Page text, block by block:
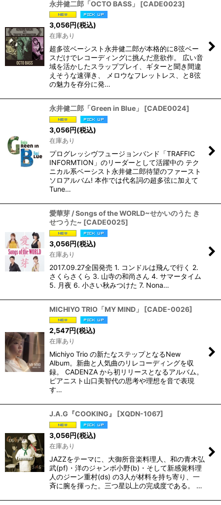
永井健二郎「OCTO BASS」 [CADE0023]
3,056円(税込)
在庫あり
超多弦ベーシスト永井健二郎が本格的に8弦ベー
スだけでレコーディングに挑んだ意欲作。 広い音
域を活かしたスラッププレイ、ギターと聞き間違
えそうな速弾き、 メロウなフレットレス、と8弦
の魅力を存分に発…
永井健二郎「Green in Blue」 [CADE0024]
3,056円(税込)
在庫あり
プログレッシヴフュージョンバンド「TRAFFIC
INFORMTION」のリーダーとして活躍中の テク
ニカル系ベーシスト永井健二郎待望のファースト
ソロアルバム! 本作では代名詞の超多弦に加えて
Tune…
愛華芽 / Songs of the WORLD~せかいのうた き
せつうた~ [CADE0025]
3,056円(税込)
在庫あり
2017.09.27全国発売 1. コンドルは飛んで行く 2.
さくらさくら 3. 山寺の和尚さん 4. サマータイム
5. 月夜 6. 小さい秋みつけた 7. Nona…
MICHIYO TRIO「MY MIND」 [CADE-0026]
2,547円(税込)
在庫あり
Michiyo Trio の新たなステップとなるNew
Album。新曲と人気曲のリレコーディングを収
録。 CADENZA から初リリースとなるアルバム。
ピアニスト山口美智代の思考や理想を音で表現
す…
J.A.G『COOKING』 [XQDN-1067]
3,056円(税込)
在庫あり
JAZZをテーマに、大御所音楽料理人、和の青木弘
武(pf)・洋のジャンボ小野(b)・そして新感覚料理
人のジーン重村(ds) の3人が材料を持ち寄り、一
斉に腕を揮った。三つ星以上の完成度である。 …